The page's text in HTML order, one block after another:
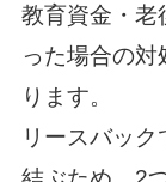
教育資金・老
った場合の
ります。
リースバッ